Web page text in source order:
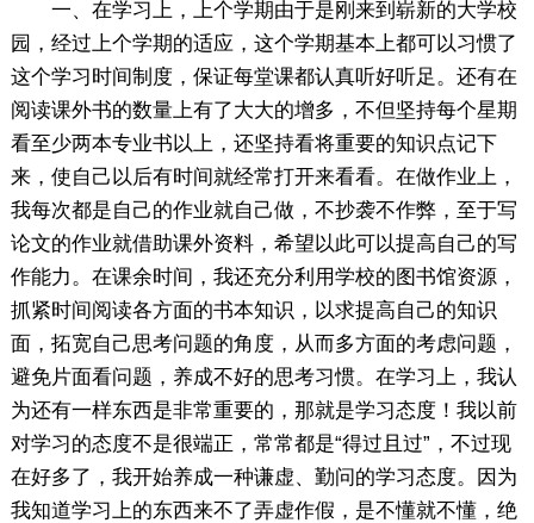
一、在学习上，上个学期由于是刚来到崭新的大学校
园，经过上个学期的适应，这个学期基本上都可以习惯了
这个学习时间制度，保证每堂课都认真听好听足。还有在
阅读课外书的数量上有了大大的增多，不但坚持每个星期
看至少两本专业书以上，还坚持看将重要的知识点记下
来，使自己以后有时间就经常打开来看看。在做作业上，
我每次都是自己的作业就自己做，不抄袭不作弊，至于写
论文的作业就借助课外资料，希望以此可以提高自己的写
作能力。在课余时间，我还充分利用学校的图书馆资源，
抓紧时间阅读各方面的书本知识，以求提高自己的知识
面，拓宽自己思考问题的角度，从而多方面的考虑问题，
避免片面看问题，养成不好的思考习惯。在学习上，我认
为还有一样东西是非常重要的，那就是学习态度！我以前
对学习的态度不是很端正，常常都是“得过且过”，不过现
在好多了，我开始养成一种谦虚、勤问的学习态度。因为
我知道学习上的东西来不了弄虚作假，是不懂就不懂，绝